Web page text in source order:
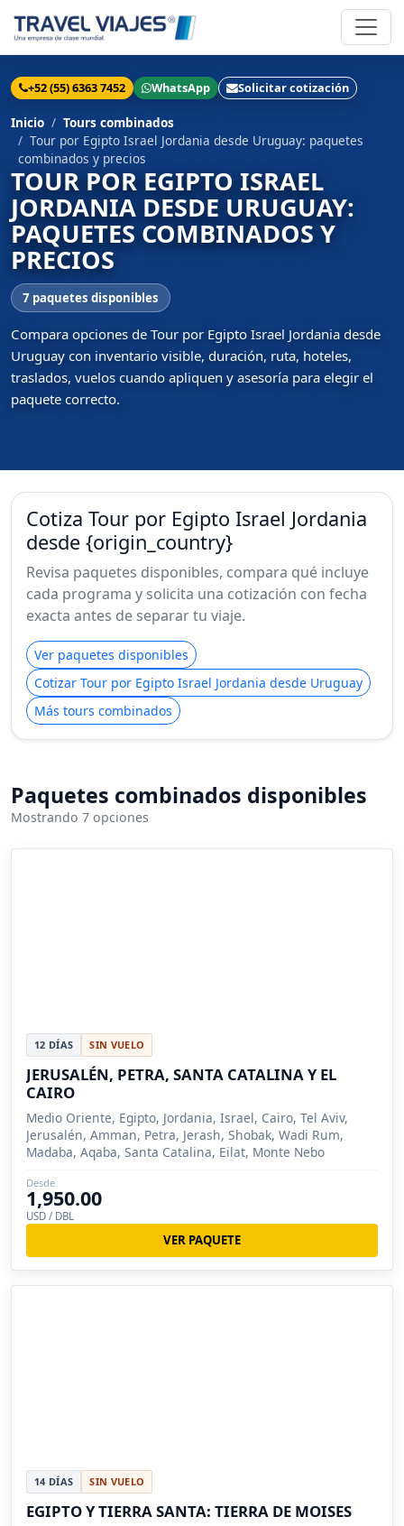
+52 (55) 6363 7452 WhatsApp Solicitar cotización
Inicio
Tours combinados
Tour por Egipto Israel Jordania desde Uruguay: paquetes
combinados y precios
TOUR POR EGIPTO ISRAEL
JORDANIA DESDE URUGUAY:
PAQUETES COMBINADOS Y
PRECIOS
7 paquetes disponibles
Compara opciones de Tour por Egipto Israel Jordania desde
Uruguay con inventario visible, duración, ruta, hoteles,
traslados, vuelos cuando apliquen y asesoría para elegir el
paquete correcto.
Cotiza Tour por Egipto Israel Jordania
desde {origin_country}
Revisa paquetes disponibles, compara qué incluye
cada programa y solicita una cotización con fecha
exacta antes de separar tu viaje.
Ver paquetes disponibles
Cotizar Tour por Egipto Israel Jordania desde Uruguay
Más tours combinados
Paquetes combinados disponibles
Mostrando 7 opciones
12 DÍAS SIN VUELO
JERUSALÉN, PETRA, SANTA CATALINA Y EL
CAIRO
Medio Oriente, Egipto, Jordania, Israel, Cairo, Tel Aviv,
Jerusalén, Amman, Petra, Jerash, Shobak, Wadi Rum,
Madaba, Aqaba, Santa Catalina, Eilat, Monte Nebo
Desde
1,950.00
USD / DBL
VER PAQUETE
14 DÍAS SIN VUELO
EGIPTO Y TIERRA SANTA: TIERRA DE MOISES